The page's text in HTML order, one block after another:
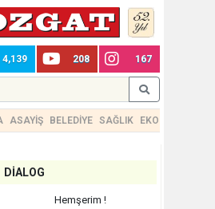
4,139 208 167
ASAYİŞ BELEDİYE SAĞLIK EKONOMİ
DİALOG
Hemşerim !